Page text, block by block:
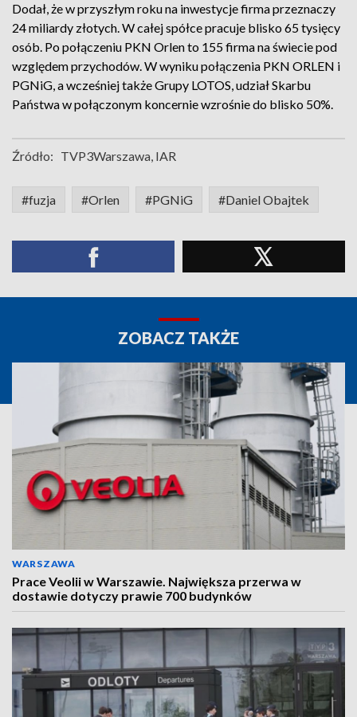
Dodał, że w przyszłym roku na inwestycje firma przeznaczy
24 miliardy złotych. W całej spółce pracuje blisko 65 tysięcy
osób. Po połączeniu PKN Orlen to 155 firma na świecie pod
względem przychodów. W wyniku połączenia PKN ORLEN i
PGNiG, a wcześniej także Grupy LOTOS, udział Skarbu
Państwa w połączonym koncernie wzrośnie do blisko 50%.
Źródło: TVP3Warszawa, IAR
#fuzja #Orlen #PGNiG #Daniel Obajtek
ZOBACZ TAKŻE
WARSZAWA
Prace Veolii w Warszawie. Największa przerwa w
dostawie dotyczy prawie 700 budynków